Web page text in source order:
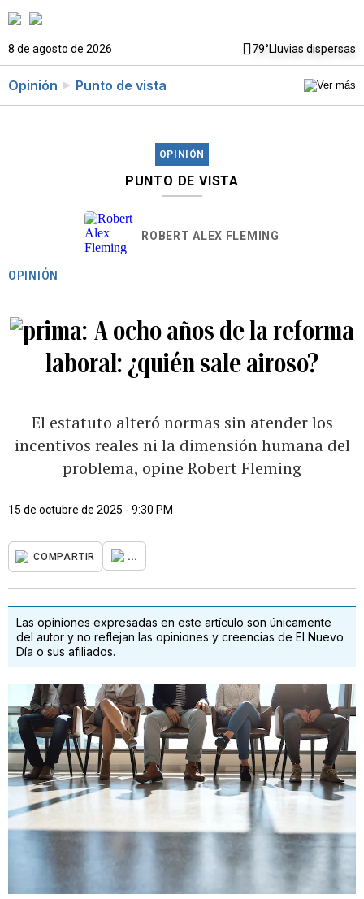
8 de agosto de 2026 79°Lluvias dispersas
Opinión Punto de vista
OPINIÓN
PUNTO DE VISTA
ROBERT ALEX FLEMING
OPINIÓN
A ocho años de la reforma
laboral: ¿quién sale airoso?
El estatuto alteró normas sin atender los
incentivos reales ni la dimensión humana del
problema, opine Robert Fleming
15 de octubre de 2025 - 9:30 PM
COMPARTIR ...
Las opiniones expresadas en este artículo son únicamente
del autor y no reflejan las opiniones y creencias de El Nuevo
Día o sus afiliados.